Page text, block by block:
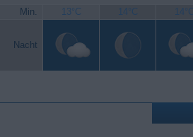
Min. 13°C 14°C 14°C
Nacht